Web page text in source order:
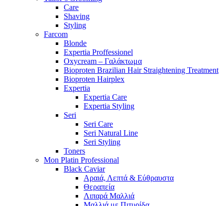
Care
Shaving
Styling
Farcom
Blonde
Expertia Proffessionel
Oxycream – Γαλάκτωμα
Bioproten Brazilian Hair Straightening Treatment
Bioproten Hairplex
Expertia
Expertia Care
Expertia Styling
Seri
Seri Care
Seri Natural Line
Seri Styling
Toners
Mon Platin Professional
Black Caviar
Αραιά, Λεπτά & Εύθραυστα
Θεραπεία
Λιπαρά Μαλλιά